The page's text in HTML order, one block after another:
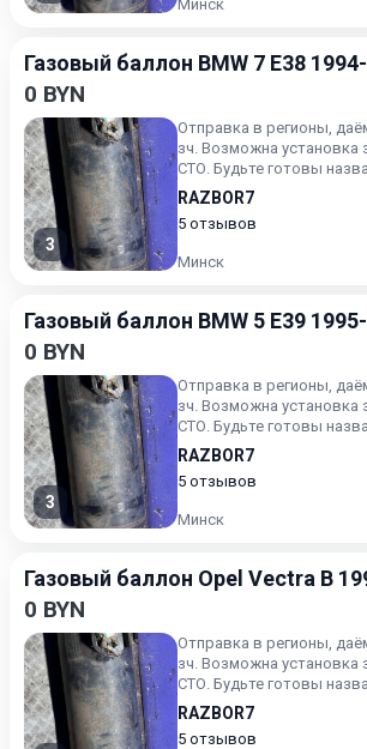
Минск
Газовый баллон BMW 7 E38
0 BYN
3
Отправка в регионы,
зч. Возможна установка
СТО. Будьте готовы
RAZBOR7
5 отзывов
Минск
Газовый баллон BMW 5 E39
0 BYN
3
Отправка в регионы,
зч. Возможна установка
СТО. Будьте готовы
RAZBOR7
5 отзывов
Минск
Газовый баллон Opel Vectra B
0 BYN
Отправка в регионы,
зч. Возможна установка
СТО. Будьте готовы
RAZBOR7
5 отзывов